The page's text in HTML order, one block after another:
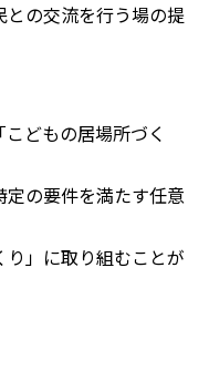
の交流を行う場の提
どもの居場所づく
の要件を満たす任意
」に取り組むことが